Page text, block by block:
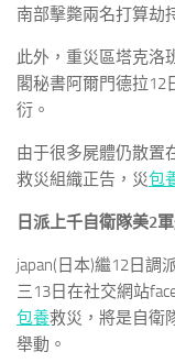
南部擊斃兩名打算劫
此外，重災區塔克洛
閣秘書阿爾門德拉12
衍。
由于很多屍體仍散置
救災組織正告，災包
日派上千自衛隊美2
japan(日本)繼12日調
三13日在社交網站
包養救災，將是自衛
舉動。